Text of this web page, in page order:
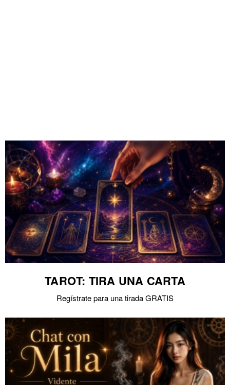
TAROT: TIRA UNA CARTA
Regístrate para una tirada GRATIS